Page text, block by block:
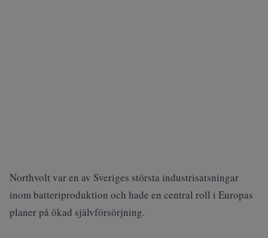
Northvolt var en av Sveriges största industrisatsningar
inom batteriproduktion och hade en central roll i Europas
planer på ökad självförsörjning.